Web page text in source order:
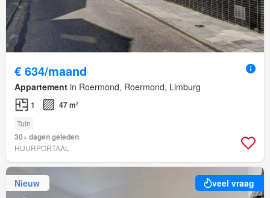
€ 634/maand
Appartement in Roermond, Roermond, Limburg
1 47 m²
Tuin
30+ dagen geleden
HUURPORTAAL
Nieuw veel vraag